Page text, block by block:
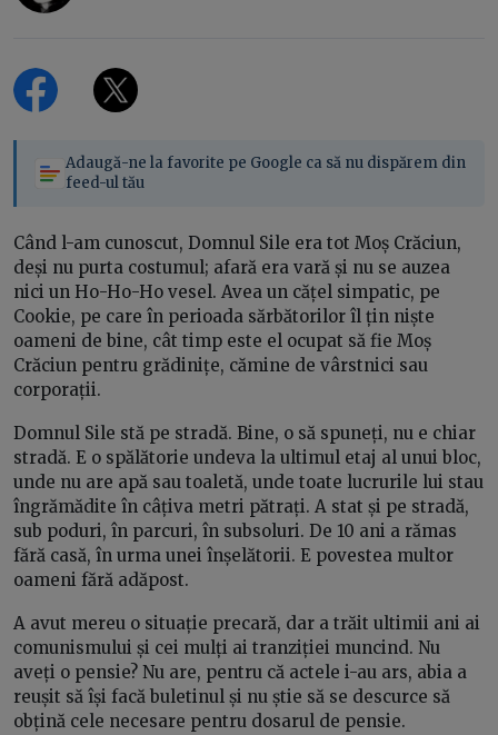
Adaugă-ne la favorite pe Google ca să nu dispărem din
feed-ul tău
Când l-am cunoscut, Domnul Sile era tot Moș Crăciun,
deși nu purta costumul; afară era vară și nu se auzea
nici un Ho-Ho-Ho vesel. Avea un cățel simpatic, pe
Cookie, pe care în perioada sărbătorilor îl țin niște
oameni de bine, cât timp este el ocupat să fie Moș
Crăciun pentru grădinițe, cămine de vârstnici sau
corporații.
Domnul Sile stă pe stradă. Bine, o să spuneți, nu e chiar
stradă. E o spălătorie undeva la ultimul etaj al unui bloc,
unde nu are apă sau toaletă, unde toate lucrurile lui stau
îngrămădite în câțiva metri pătrați. A stat și pe stradă,
sub poduri, în parcuri, în subsoluri. De 10 ani a rămas
fără casă, în urma unei înșelătorii. E povestea multor
oameni fără adăpost.
A avut mereu o situație precară, dar a trăit ultimii ani ai
comunismului și cei mulți ai tranziției muncind. Nu
aveți o pensie? Nu are, pentru că actele i-au ars, abia a
reușit să își facă buletinul și nu știe să se descurce să
obțină cele necesare pentru dosarul de pensie.